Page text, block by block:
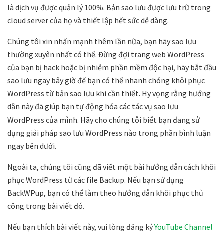
là dịch vụ được quản lý 100%. Bản sao lưu được lưu trữ trong
cloud server của họ và thiết lập hết sức dễ dàng.
Chúng tôi xin nhấn mạnh thêm lần nữa, bạn hãy sao lưu
thường xuyên nhất có thể. Đừng đợi trang web WordPress
của bạn bị hack hoặc bị nhiễm phần mềm độc hại, hãy bắt đầu
sao lưu ngay bây giờ để bạn có thể nhanh chóng khôi phục
WordPress từ bản sao lưu khi cần thiết. Hy vọng rằng hướng
dẫn này đã giúp bạn tự động hóa các tác vụ sao lưu
WordPress của mình. Hãy cho chúng tôi biết bạn đang sử
dụng giải pháp sao lưu WordPress nào trong phần bình luận
ngay bên dưới.
Ngoài ta, chúng tôi cũng đã viết một bài hướng dẫn cách khôi
phục WordPress từ các file Backup. Nếu bạn sử dụng
BackWPup, bạn có thể làm theo hướng dẫn khôi phục thủ
công trong bài viết đó.
Nếu bạn thích bài viết này, vui lòng đăng kýYouTube Channel